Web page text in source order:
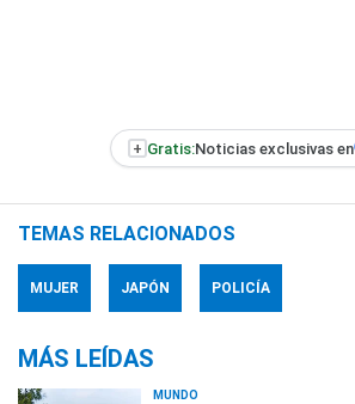
+ Gratis:Noticias exclusivas en
TEMAS RELACIONADOS
MUJER JAPÓN POLICÍA
MÁS LEÍDAS
MUNDO